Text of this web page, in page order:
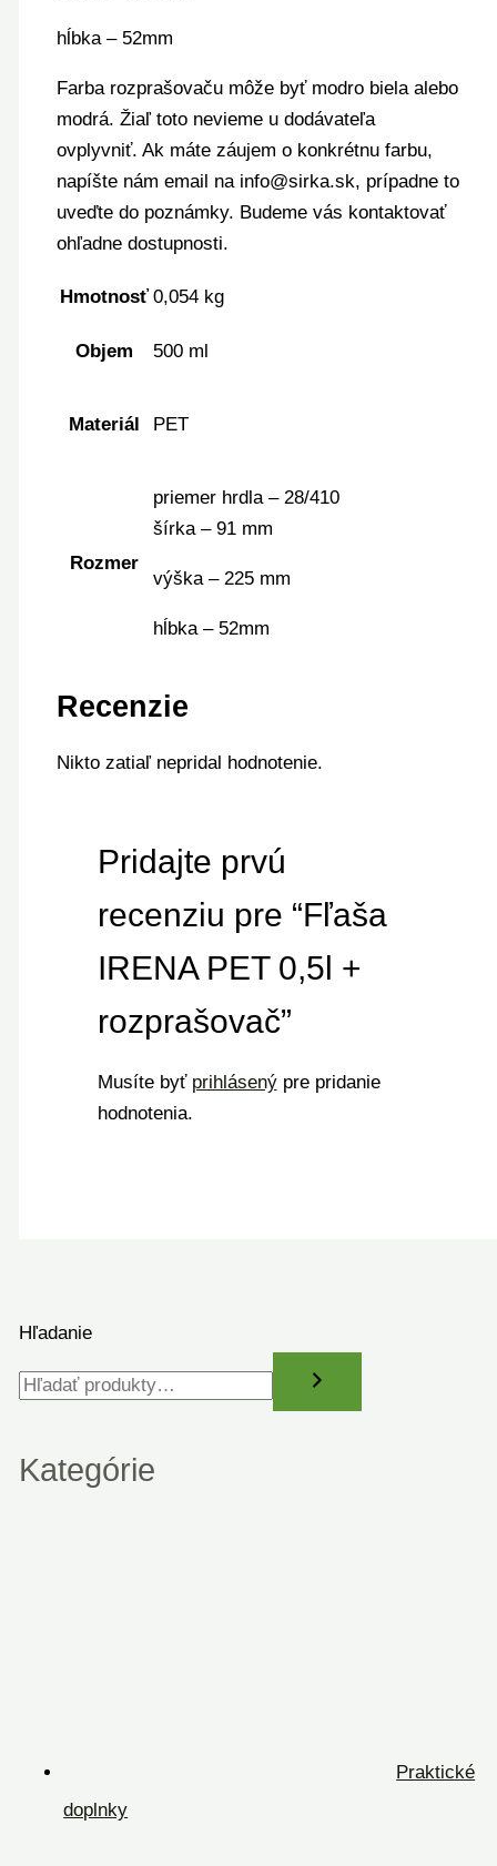
Hľadanie
Kategórie
Praktické
doplnky
hĺbka – 52mm
Farba rozprašovaču môže byť modro biela alebo
modrá. Žiaľ toto nevieme u dodávateľa
ovplyvniť. Ak máte záujem o konkrétnu farbu,
napíšte nám email na info@sirka.sk, prípadne to
uveďte do poznámky. Budeme vás kontaktovať
ohľadne dostupnosti.
Hmotnosť 0,054 kg
Objem 500 ml
Materiál PET
Rozmer
priemer hrdla – 28/410
šírka – 91 mm
výška – 225 mm
hĺbka – 52mm
Recenzie
Nikto zatiaľ nepridal hodnotenie.
Pridajte prvú
recenziu pre “Fľaša
IRENA PET 0,5l +
rozprašovač”
Musíte byť prihlásenýpre pridanie
hodnotenia.